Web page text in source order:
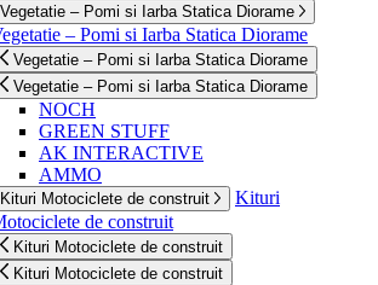
Vegetatie – Pomi si Iarba Statica Diorame
– Pomi si Iarba Statica Diorame
Vegetatie – Pomi si Iarba Statica Diorame
Vegetatie – Pomi si Iarba Statica Diorame
NOCH
GREEN STUFF
AK INTERACTIVE
AMMO
Kituri Motociclete de construit
Kituri
de construit
Kituri Motociclete de construit
Kituri Motociclete de construit